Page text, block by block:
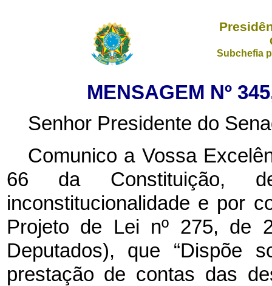
Subchefia
MENSAGEM Nº
Senhor Presidente do
Comunico a Vossa
66 da Constituição,
inconstitucionalidade e por
Projeto de Lei nº 275, de
Deputados), que “Dispõe
prestação de contas das